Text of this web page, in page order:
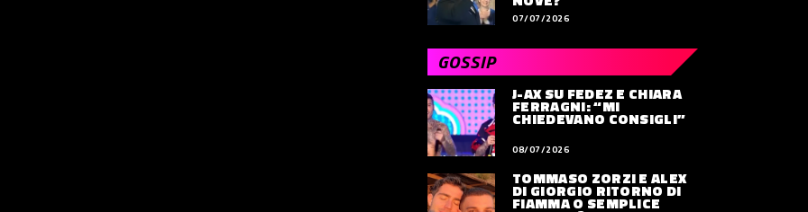
07/07/2026
GOSSIP
J-AX SU FEDEZ E CHIARA
FERRAGNI: “MI
CHIEDEVANO CONSIGLI”
08/07/2026
TOMMASO ZORZI E ALEX
DI GIORGIO RITORNO DI
FIAMMA O SEMPLICE